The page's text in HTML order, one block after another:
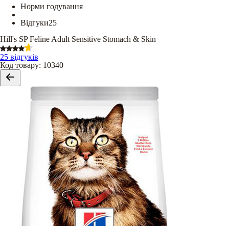
Норми годування
Відгуки25
Hill's SP Feline Adult Sensitive Stomach & Skin
25 відгуків
Код товару: 10340